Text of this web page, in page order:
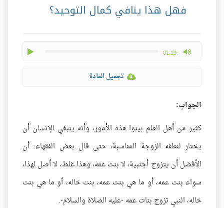
فهل هذا ينافي كمال التوحيد؟
-01:19
max volume
تحميل المادة
الجواب:
كثير من أهل العلم بينوا هذه الأمور، وأنه ينبغي للإنسان أن
يختار لنطفه الزوجة المناسبة، حتى قال بعض الفقهاء: أن
الأفضل أن يتزوج أجنبية، لا بنت عمه، وهذا غلط، لا أصل لهذا،
سواء بنت عمه، أو ما هي بنت عمه، بنت خاله، أو ما هي بنت
خاله، النبي تزوج بنات عمه -عليه الصلاة والسلام-.